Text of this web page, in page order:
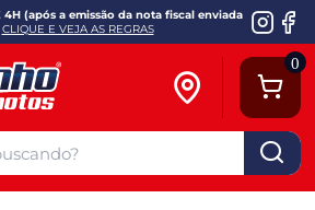
4H (após a emissão da nota fiscal enviada
CLIQUE E VEJA AS REGRAS
0